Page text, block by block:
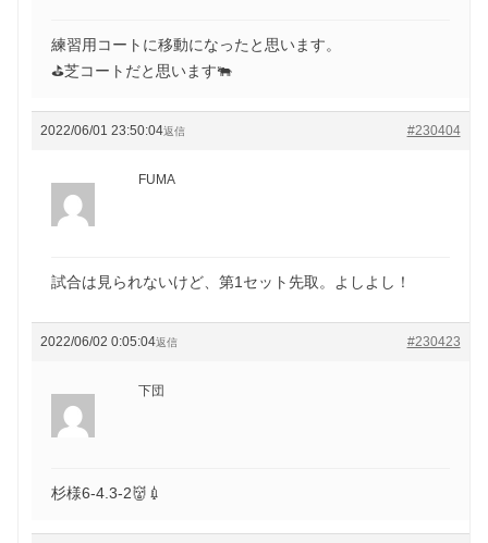
練習用コートに移動になったと思います。
⛳️芝コートだと思います🐃
2022/06/01 23:50:04 #230404
返信
FUMA
試合は見られないけど、第1セット先取。よしよし！
2022/06/02 0:05:04 #230423
返信
下団
杉様6-4.3-2👹💉